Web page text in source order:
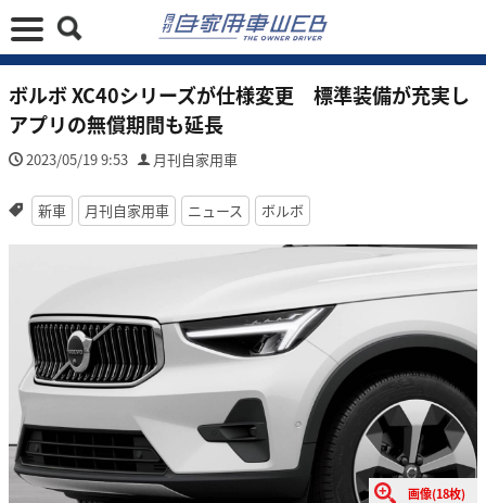
ボルボ XC40シリーズが仕様変更 標準装備が充実し
アプリの無償期間も延長
2023/05/19 9:53 月刊自家用車
新車 月刊自家用車 ニュース ボルボ
画像(18枚)